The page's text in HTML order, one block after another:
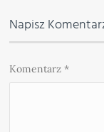
Napisz
Komentarz*